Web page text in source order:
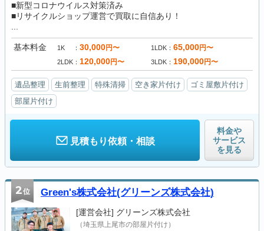
■新型コロナウイルス対策済み
■リサイクルショップ運営で買取に自信あり！
基本料金 1K 30,000円〜 1LDK 65,000円〜
2LDK 120,000円〜 3LDK 190,000円〜
遺品整理 生前整理 特殊清掃 空き家片付け
ゴミ屋敷片付け
部屋片付け
見積もり依頼・相談
料金や
サービス
を見る
2位 Green's株式会社(グリーンズ株式会社)
[運営会社] グリーンズ株式会社
（埼玉県上尾市の部屋片付け）